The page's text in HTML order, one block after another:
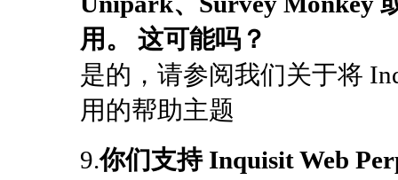
用。 这可能吗？
是的，请参阅我们关于将
用的帮助主题
9.你们支持 Inquisit Web